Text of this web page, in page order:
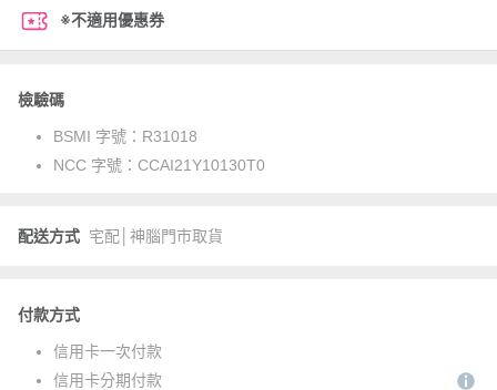
※不適用優惠券
檢驗碼
BSMI 字號： R31018
NCC 字號： CCAI21Y10130T0
配送方式 宅配│神腦門市取貨
付款方式
信用卡一次付款
信用卡分期付款